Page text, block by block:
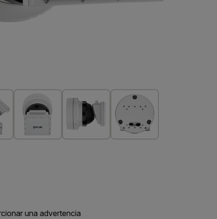
una advertencia